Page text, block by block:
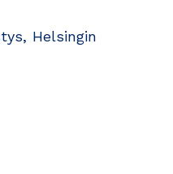
Helsingin